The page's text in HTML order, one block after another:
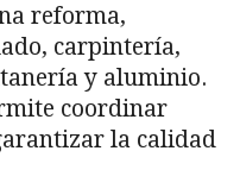
reforma,
carpintería,
y aluminio.
coordinar
la calidad